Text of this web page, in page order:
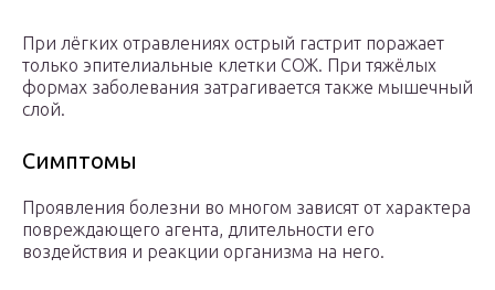
При лёгких отравлениях острый гастрит поражает
только эпителиальные клетки СОЖ. При тяжёлых
формах заболевания затрагивается также мышечный
слой.
Симптомы
Проявления болезни во многом зависят от характера
повреждающего агента, длительности его
воздействия и реакции организма на него.